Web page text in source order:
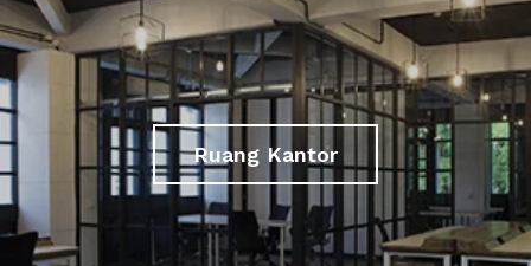
Ruang Kantor